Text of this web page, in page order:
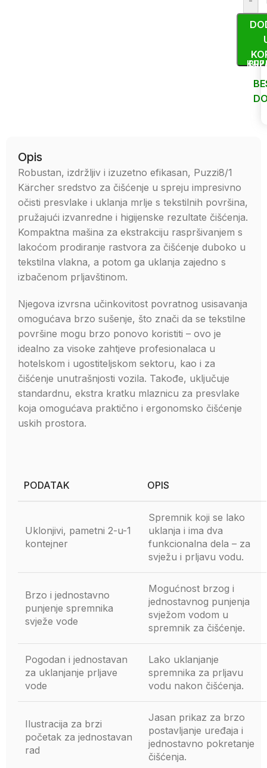
Opis
Robustan, izdržljiv i izuzetno efikasan, Puzzi8/1
Kärcher sredstvo za čišćenje u spreju impresivno
očisti presvlake i uklanja mrlje s tekstilnih površina,
pružajući izvanredne i higijenske rezultate čišćenja.
Kompaktna mašina za ekstrakciju raspršivanjem s
lakoćom prodiranje rastvora za čišćenje duboko u
tekstilna vlakna, a potom ga uklanja zajedno s
izbačenom prljavštinom.
Njegova izvrsna učinkovitost povratnog usisavanja
omogućava brzo sušenje, što znači da se tekstilne
površine mogu brzo ponovo koristiti – ovo je
idealno za visoke zahtjeve profesionalaca u
hotelskom i ugostiteljskom sektoru, kao i za
čišćenje unutrašnjosti vozila. Takođe, uključuje
standardnu, ekstra kratku mlaznicu za presvlake
koja omogućava praktično i ergonomsko čišćenje
uskih prostora.
PODATAK OPIS
Uklonjivi, pametni 2-u-1
kontejner
Spremnik koji se lako
uklanja i ima dva
funkcionalna dela – za
svježu i prljavu vodu.
Brzo i jednostavno
punjenje spremnika
svježe vode
Mogućnost brzog i
jednostavnog punjenja
svježom vodom u
spremnik za čišćenje.
Pogodan i jednostavan
za uklanjanje prljave
vode
Lako uklanjanje
spremnika za prljavu
vodu nakon čišćenja.
Ilustracija za brzi
početak za jednostavan
rad
Jasan prikaz za brzo
postavljanje uređaja i
jednostavno pokretanje
čišćenja.